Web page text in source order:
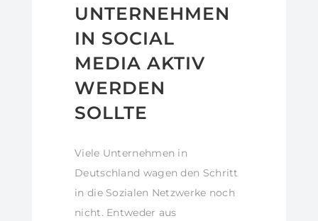
UNTERNEHMEN
IN SOCIAL
MEDIA AKTIV
WERDEN
SOLLTE
Viele Unternehmen in
Deutschland wagen den Schritt
in die Sozialen Netzwerke noch
nicht. Entweder aus